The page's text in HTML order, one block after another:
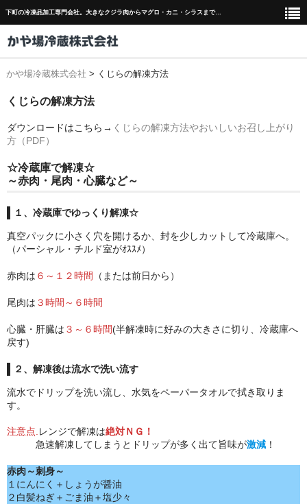
下町の冷凍品加工専門会社。大きなクジラ肉からマグロ・カニ・シラスまで…
弊社について
鯨商品
熟成鯨とは
くじらの解凍方法
かや場冷蔵株式会社 > くじらの解凍方法
くじらの解凍方法
ダウンロードはこちら→ くじらの解凍方法やおいしいお召し上がり
方（PDF）
☆冷蔵庫で解凍☆
～赤肉・尾肉・心臓など～
１、冷蔵庫でゆっくり解凍☆
真空パックに小さく穴を開けるか、封を少しカットして冷蔵庫へ。
（パーシャル・チルド室がｵｽｽﾒ）​
赤肉は ６～１２時間 （または前日から）​
尾肉は ３時間～６時間​
心臓・肝臓は ３～６時間(半解凍時に好みの大きさに切り、冷蔵庫へ
戻す)​
２、解凍後は流水で洗い流す​
流水でドリップを洗い流し、水気をペーパータオルで拭き取りま
す。​
注意点.レンジで解凍は絶対ＮＧ！
急速解凍してしまうとドリップが多く出て旨味が激減 ！
赤肉～刺身～
１にんにく＋しょうが醤油​
２白髪ねぎ＋ごま油＋塩少々​